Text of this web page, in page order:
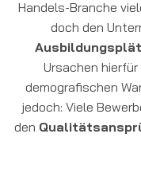
Handels-Branche
doch den
Ursachen
demografischen
jedoch: Viele
den